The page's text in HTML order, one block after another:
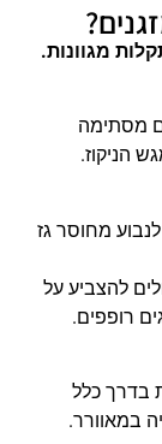
מגוונות.
מסתימה
הניקוז.
מחוסר גז
להצביע על
רופפים.
בדרך כלל
במאוורר.